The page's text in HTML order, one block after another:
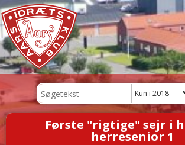
Kun i 2018
Første "rigtige" sejr i
herresenior 1